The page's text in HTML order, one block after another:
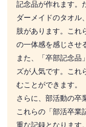
記念品が作れます。
ダーメイドのタオル
肢があります。これ
の一体感を感じさせ
また、「卒部記念品
ズが人気です。これ
むことができます。
さらに、部活動の卒
これらの「部活卒
重な記録となります。